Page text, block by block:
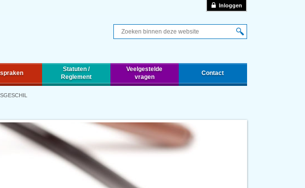
Inloggen
Q
Statuten /
Reglement
Veelgestelde
vragen
Contact